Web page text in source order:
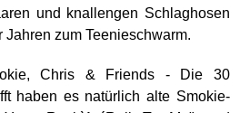
und knallengen Schlaghosen
zum Teenieschwarm.
Chris & Friends - Die 30
haben es natürlich alte Smokie-